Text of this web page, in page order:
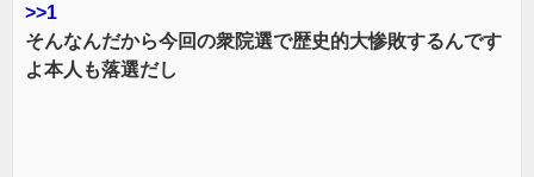
>>1
そんなんだから今回の衆院選で歴史的大惨敗するんです
よ本人も落選だし